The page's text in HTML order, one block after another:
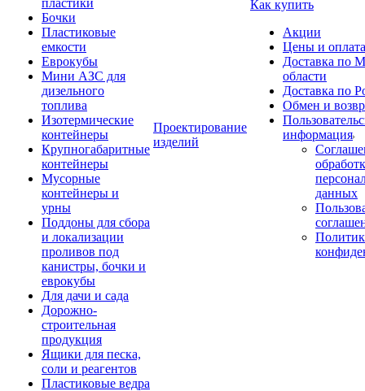
пластики
Бочки
Пластиковые
емкости
Еврокубы
Мини АЗС для
дизельного
топлива
Изотермические
контейнеры
Крупногабаритные
контейнеры
Мусорные
контейнеры и
урны
Поддоны для сбора
и локализации
проливов под
канистры, бочки и
еврокубы
Для дачи и сада
Дорожно-
строительная
продукция
Ящики для песка,
соли и реагентов
Пластиковые ведра
Проектирование
изделий
Как купить
Акции
Цены и оплата
Доставка по
области
Доставка по
Обмен и
информация
данных